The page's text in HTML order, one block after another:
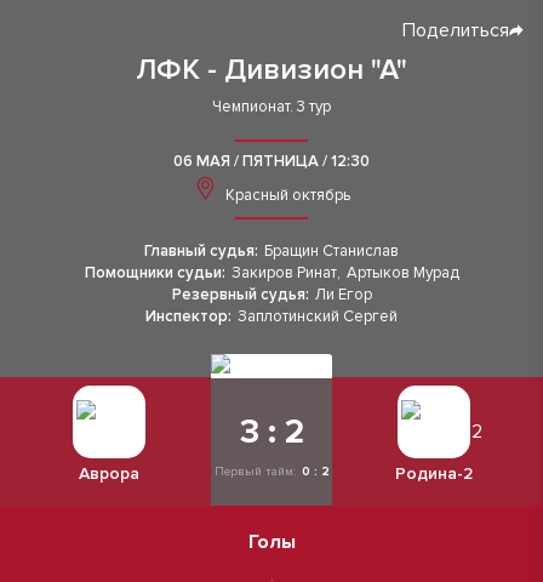
ЛФК - Дивизион "А"
Поделиться
Чемпионат. 3 тур
06 МАЯ / ПЯТНИЦА / 12:30
Красный октябрь
Главный судья: Бращин Станислав
Помощники судьи: Закиров Ринат, Артыков Мурад
Резервный судья: Ли Егор
Инспектор: Заплотинский Сергей
Аврора
3 : 2
Первый тайм: 0 : 2 Родина-2
Голы